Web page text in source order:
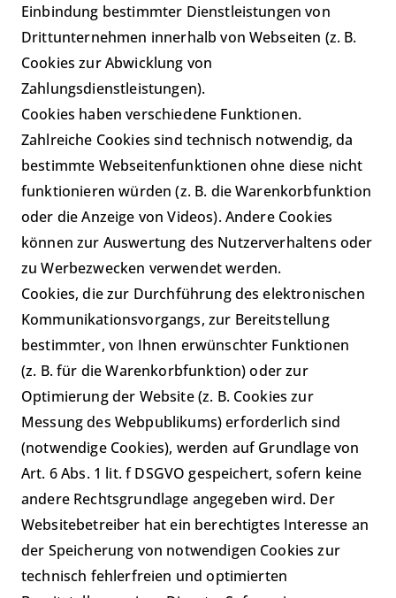
Einbindung bestimmter Dienstleistungen von
Drittunternehmen innerhalb von Webseiten (z. B.
Cookies zur Abwicklung von
Zahlungsdienstleistungen).
Cookies haben verschiedene Funktionen.
Zahlreiche Cookies sind technisch notwendig, da
bestimmte Webseitenfunktionen ohne diese nicht
funktionieren würden (z. B. die Warenkorbfunktion
oder die Anzeige von Videos). Andere Cookies
können zur Auswertung des Nutzerverhaltens oder
zu Werbezwecken verwendet werden.
Cookies, die zur Durchführung des elektronischen
Kommunikationsvorgangs, zur Bereitstellung
bestimmter, von Ihnen erwünschter Funktionen
(z. B. für die Warenkorbfunktion) oder zur
Optimierung der Website (z. B. Cookies zur
Messung des Webpublikums) erforderlich sind
(notwendige Cookies), werden auf Grundlage von
Art. 6 Abs. 1 lit. f DSGVO gespeichert, sofern keine
andere Rechtsgrundlage angegeben wird. Der
Websitebetreiber hat ein berechtigtes Interesse an
der Speicherung von notwendigen Cookies zur
technisch fehlerfreien und optimierten